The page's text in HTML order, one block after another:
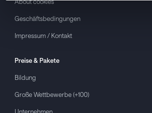
Geschäftsbedingungen
Impressum / Kontakt
Preise & Pakete
Bildung
Große Wettbewerbe (+100)
Unternehmen